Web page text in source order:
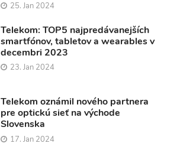
25. Jan 2024
Telekom: TOP5 najpredávanejších
smartfónov, tabletov a wearables v
decembri 2023
23. Jan 2024
Telekom oznámil nového partnera
pre optickú sieť na východe
Slovenska
17. Jan 2024